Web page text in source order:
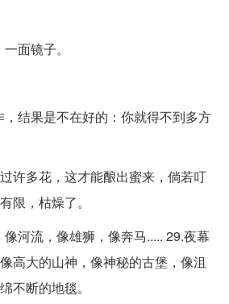
面镜子。
结果是不在好的：你就得不到多方
许多花，这才能酿出蜜来，倘若叮
限，枯燥了。
河流，像雄狮，像奔马..... 29.夜幕
高大的山神，像神秘的古堡，像沮
不断的地毯。